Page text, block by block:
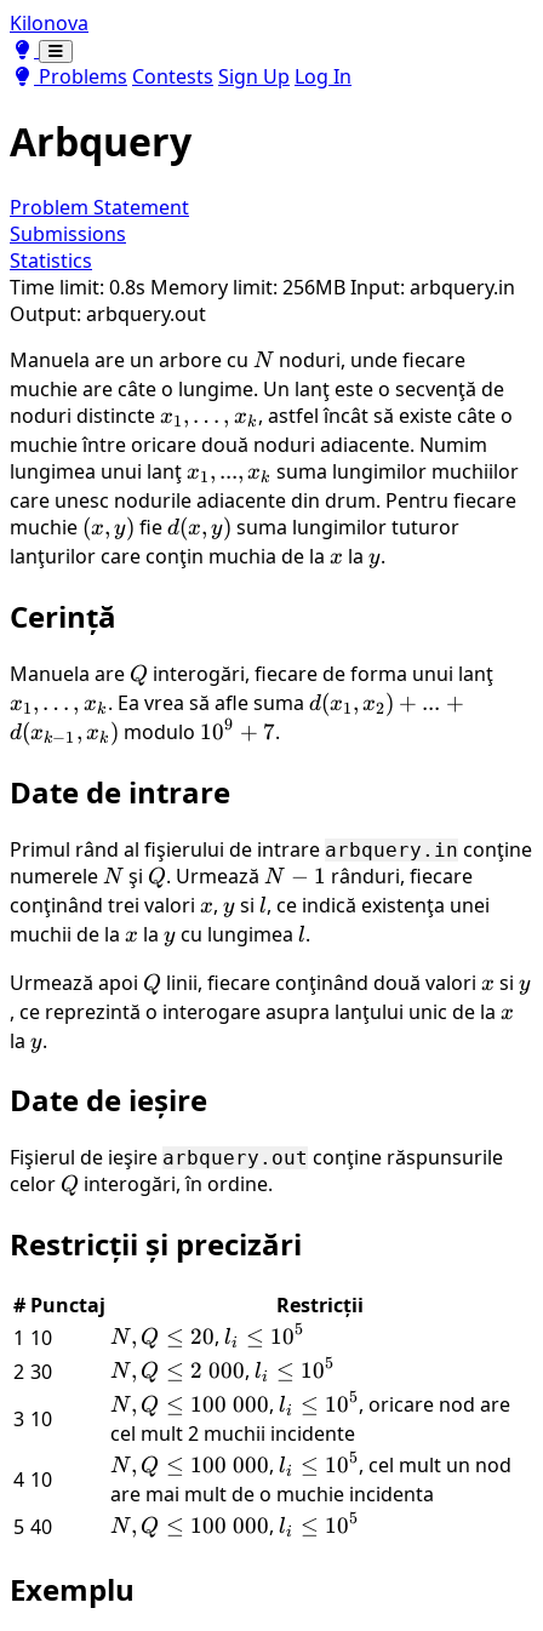
Kilonova
Toggle theme
Toggle theme
Problems Contests Sign Up Log In
Arbquery
Problem Statement
Submissions
Statistics
Time limit: 0.8s Memory limit: 256MBInput: arbquery.in
Output: arbquery.out
Manuela are un arbore cu N
N noduri, unde fiecare
muchie are câte o lungime. Un lanţ este o secvenţă de
noduri distinctex_1,
\dots,
x_k
x1, … , xk , astfel încât să existe câte o
muchie între oricare două noduri adiacente. Numim
lungimea unui lanţx_1,
...,
x_k
x1, ..., xk suma lungimilor muchiilor
care unesc nodurile adiacente din drum. Pentru fiecare
muchie (x,
y)
(x, y) fied(x,
y)
d(x, y) suma lungimilor tuturor
lanţurilor care conţin muchia de la x
x la y
y.
Cerință
Manuela are Q
Q interogări, fiecare de forma unui lanţ
x1, … , xk . Ea vrea să afle suma d(x_1,
x_k)
d(x1, x2) + ... +
d(xk−1 , xk ) modulo {10}^{9}
109 + 7.
Date de intrare
Primul rând al fişierului de intrare arbquery.in conţine
numereleN
N şi Q
Q. UrmeazăN
-
1
N − 1 rânduri, fiecare
conţinând trei valori x
x, y
ysi l
l, ce indică existenţa unei
muchii de la x
x la y
ycu lungimea l
l.
Urmează apoi Q
Q linii, fiecare conţinând două valori x
x si y
y
, ce reprezintă o interogare asupra lanţului unic de la x
x
la y
y.
Date de ieșire
Fişierul de ieşire arbquery.out conţine răspunsurile
celor Q
Q interogări, în ordine.
Restricții și precizări
# Punctaj
Restricții
1 10
N,
Q
\leq
20
N, Q ≤ 20,l_i \leq
{10}^{5}
li ≤ 105
2 30
N,
Q
\leq
2\
000
N, Q ≤ 2 000,l_i \leq
{10}^{5}
li ≤ 105
3 10
N, Q
\leq
100\
000
N, Q ≤ 100 000,l_i \leq
{10}^{5}
li ≤ 105, oricare nod are
cel mult 2 muchii incidente
4 10
N, Q
\leq
100\
N, Q ≤ 100 000,l_i \leq
{10}^{5}
li ≤ 105, cel mult un nod
are mai mult de o muchie incidenta
5 40
N, Q
100\
000
N, Q ≤ 100 000,l_i \leq
li ≤ 105
Exemplu